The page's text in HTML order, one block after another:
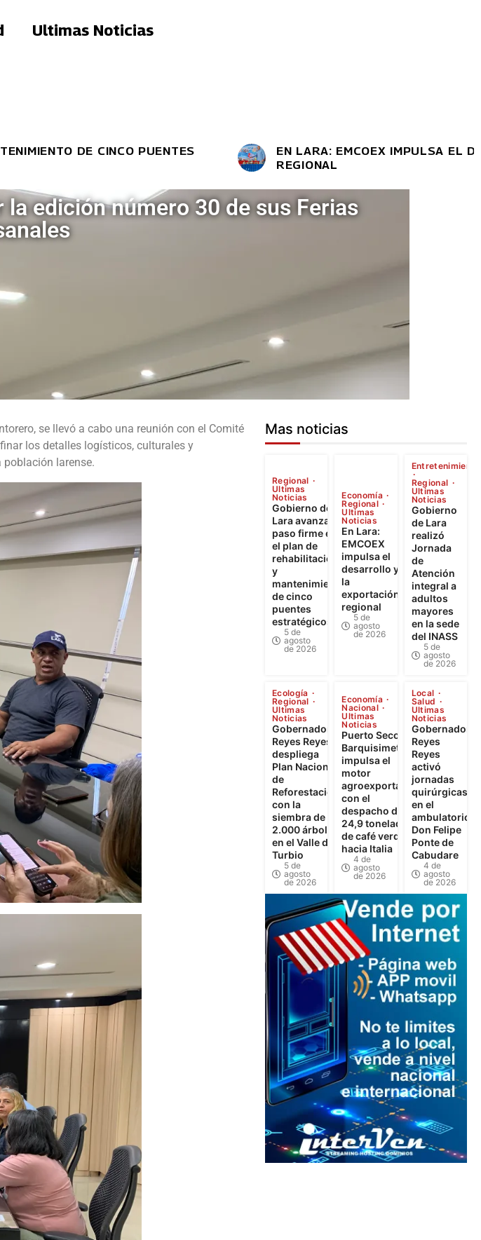
Ultimas Noticias
DE CINCO PUENTES
EN LARA: EMCOEX IMPULSA EL
REGIONAL
edición número 30 de sus Ferias
se llevó a cabo una reunión con el Comité
los detalles logísticos, culturales y
larense.
Mas noticias
Regional
Ultimas
Noticias
Gobierno de
Lara avanza a
paso firme en
el plan de
rehabilitación
y
mantenimiento
de cinco
puentes
estratégicos
5 de
agosto
de 2026
Economía
Regional
Ultimas
Noticias
En Lara:
EMCOEX
impulsa el
desarrollo y
la
exportación
regional
5 de
agosto
de 2026
Entretenimiento
Regional
Ultimas
Noticias
Gobierno
de Lara
realizó
Jornada
de
Atención
integral a
adultos
mayores
en la sede
del INASS
5 de
agosto
de 2026
Ecología
Regional
Ultimas
Noticias
Gobernador
Reyes Reyes
despliega
Plan Nacional
de
Reforestación
con la
siembra de
2.000 árboles
en el Valle del
Turbio
5 de
agosto
de 2026
Economía
Nacional
Ultimas
Noticias
Puerto Seco de
Barquisimeto
impulsa el
motor
agroexportador
con el
despacho de
24,9 toneladas
de café verde
hacia Italia
4 de
agosto
de 2026
Local
Salud
Ultimas
Noticias
Gobernador
Reyes
Reyes
activó
jornadas
quirúrgicas
en el
ambulatorio
Don Felipe
Ponte de
Cabudare
4 de
agosto
de 2026